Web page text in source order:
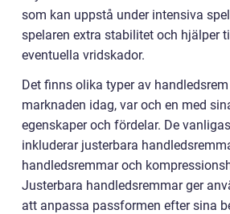
som kan uppstå under intensiva
spelaren extra stabilitet och hjälper
eventuella vridskador.
Det finns olika typer av
marknaden idag, var och en med
egenskaper och fördelar. De
inkluderar justerbara
handledsremmar och
Justerbara handledsremmar ger
att anpassa passformen efter sina